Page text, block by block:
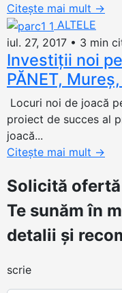
Citește mai mult →
ALTELE
iul. 27, 2017 • 3 min
Investiții noi
PĂNET,
Locuri noi de joacă
proiect de succes al
joacă...
Citește mai mult →
Solicită ofertă
Te sunăm în
detalii și
scrie